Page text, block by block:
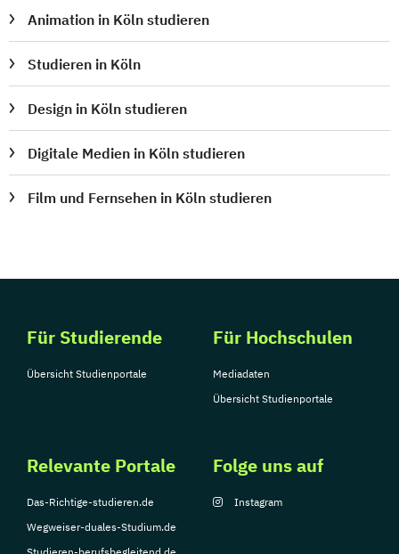
Animation in Köln studieren
Studieren in Köln
Design in Köln studieren
Digitale Medien in Köln studieren
Film und Fernsehen in Köln studieren
Für Studierende
Übersicht Studienportale
Für Hochschulen
Mediadaten
Übersicht Studienportale
Relevante Portale
Das-Richtige-studieren.de
Wegweiser-duales-Studium.de
Folge uns auf
Instagram